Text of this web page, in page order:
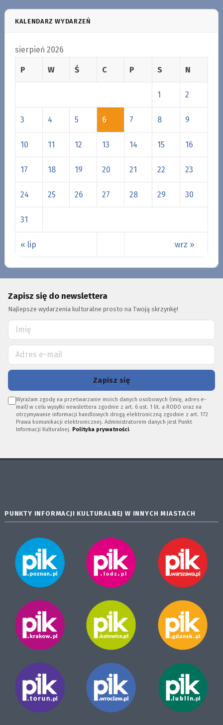
KALENDARZ WYDARZEŃ
sierpień 2026
P W Ś C P S N
« lip wrz »
1 2
3 4 5 6 7 8 9
10 11 12 13 14 15 16
17 18 19 20 21 22 23
24 25 26 27 28 29 30
31
Zapisz się do newslettera
Najlepsze wydarzenia kulturalne prosto na Twoją skrzynkę!
Zapisz się
Wyrażam zgodę na przetwarzanie moich danych osobowych (imię, adres e-
mail) w celu wysyłki newslettera zgodnie z art. 6 ust. 1 lit. a RODO oraz na
otrzymywanie informacji handlowych drogą elektroniczną zgodnie z art. 172
Prawa komunikacji elektronicznej. Administratorem danych jest Punkt
Informacji Kulturalnej. Polityka prywatności.
PUNKTY INFORMACJI KULTURALNEJ W INNYCH MIASTACH